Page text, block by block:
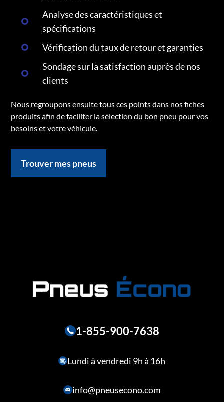
Analyse des caractéristiques et
spécifications
Vérification du taux de retour et garanties
Sondage sur la satisfaction auprès de nos
clients
Nous regroupons ensuite tous ces points dans nos fiches
produits afin de faciliter la sélection du bon pneu pour vos
besoins et votre véhicule.
Trouver mes pneus
1-855-900-7638
Lundi à vendredi 9h à 16h
info@pneusecono.com